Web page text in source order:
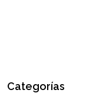
Categorías